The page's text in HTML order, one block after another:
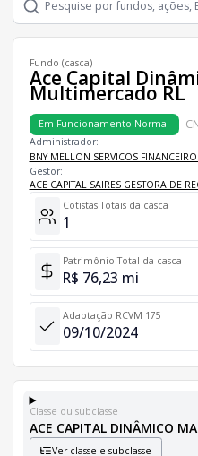
Fundo (casca)
Ace Capital
Multimercado RL
Em Funcionamento Normal
Administrador:
BNY MELLON SERVICOS
Gestor:
ACE CAPITAL SAIRES GESTORA DE
Cotistas Totais da casca
1
Patrimônio Total da casca
R$ 76,23 mi
Adaptação RCVM 175
09/10/2024
Classe ou subclasse
ACE CAPITAL DINÂMICO
Ver classe e subclasse